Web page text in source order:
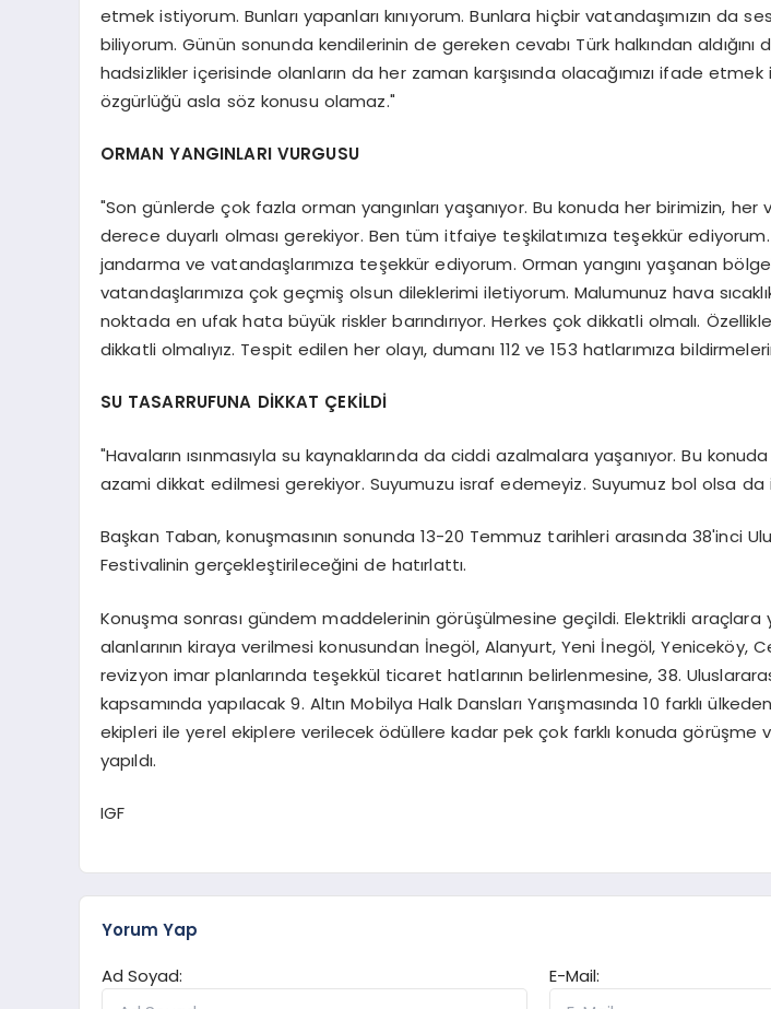
etmek istiyorum. Bunları yapanları kınıyorum. Bunlara hiçbir vatandaşımızın da
biliyorum. Günün sonunda kendilerinin de gereken cevabı Türk halkından aldığını
hadsizlikler içerisinde olanların da her zaman karşısında olacağımızı ifade
özgürlüğü asla söz konusu olamaz."
ORMAN YANGINLARI VURGUSU
"Son günlerde çok fazla orman yangınları yaşanıyor. Bu konuda her birimizin, her
derece duyarlı olması gerekiyor. Ben tüm itfaiye teşkilatımıza teşekkür
jandarma ve vatandaşlarımıza teşekkür ediyorum. Orman yangını yaşanan
vatandaşlarımıza çok geçmiş olsun dileklerimi iletiyorum. Malumunuz hava
noktada en ufak hata büyük riskler barındırıyor. Herkes çok dikkatli olmalı.
dikkatli olmalıyız. Tespit edilen her olayı, dumanı 112 ve 153 hatlarımıza
SU TASARRUFUNA DİKKAT ÇEKİLDİ
"Havaların ısınmasıyla su kaynaklarında da ciddi azalmalara yaşanıyor. Bu
azami dikkat edilmesi gerekiyor. Suyumuzu israf edemeyiz. Suyumuz bol olsa
Başkan Taban, konuşmasının sonunda 13-20 Temmuz tarihleri arasında 38'inci
Festivalinin gerçekleştirileceğini de hatırlattı.
Konuşma sonrası gündem maddelerinin görüşülmesine geçildi. Elektrikli araçlara
alanlarının kiraya verilmesi konusundan İnegöl, Alanyurt, Yeni İnegöl, Yeniceköy,
revizyon imar planlarında teşekkül ticaret hatlarının belirlenmesine, 38.
kapsamında yapılacak 9. Altın Mobilya Halk Dansları Yarışmasında 10 farklı
ekipleri ile yerel ekiplere verilecek ödüllere kadar pek çok farklı konuda görüşme
yapıldı.
IGF
Yorum Yap
Ad Soyad:
E-Mail: